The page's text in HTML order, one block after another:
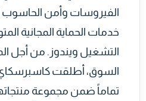
الفيروسات وأمن الحاسوب
خدمات الحماية المجانية
التشغيل ويندوز. من أجل
السوق، أطلقت كاسبرسكاي
تماماً ضمن مجموعة